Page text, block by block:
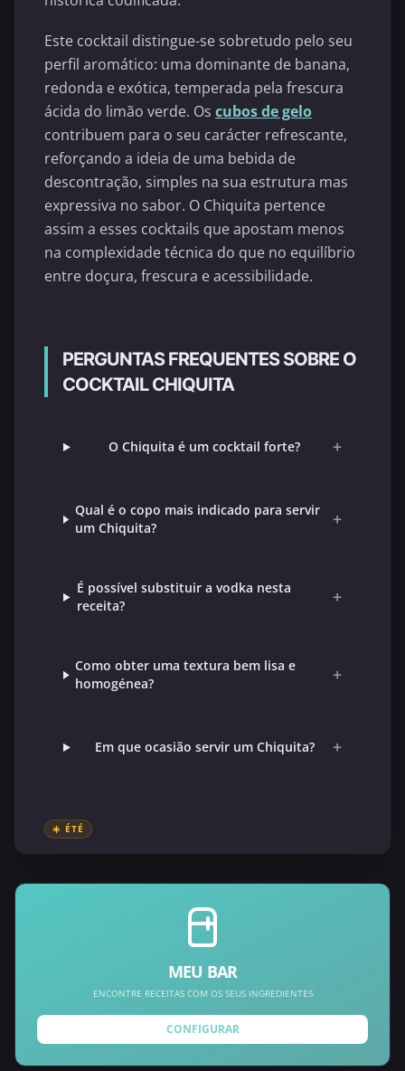
Este cocktail distingue-se sobretudo pelo seu
perfil aromático: uma dominante de banana,
redonda e exótica, temperada pela frescura
ácida do limão verde. Os cubos de gelo
contribuem para o seu carácter refrescante,
reforçando a ideia de uma bebida de
descontração, simples na sua estrutura mas
expressiva no sabor. O Chiquita pertence
assim a esses cocktails que apostam menos
na complexidade técnica do que no equilíbrio
entre doçura, frescura e acessibilidade.
PERGUNTAS FREQUENTES SOBRE O
COCKTAIL CHIQUITA
O Chiquita é um cocktail forte? +
Qual é o copo mais indicado para servir
um Chiquita?
+
É possível substituir a vodka nesta
receita?
+
Como obter uma textura bem lisa e
homogénea?
+
Em que ocasião servir um Chiquita? +
☀️ ÉTÉ
MEU BAR
ENCONTRE RECEITAS COM OS SEUS INGREDIENTES
CONFIGURAR